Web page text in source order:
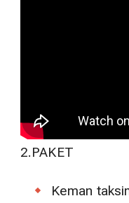
2.PAKET
Keman